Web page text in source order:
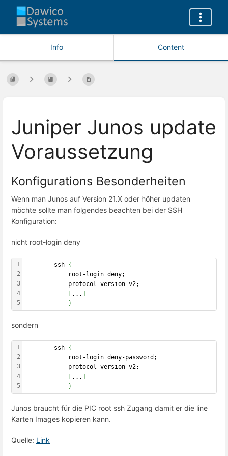
Info Content
Juniper Junos update
Voraussetzung
Konfigurations Besonderheiten
Wenn man Junos auf Version 21.X oder höher updaten
möchte sollte man folgendes beachten bei der SSH
Konfiguration:
nicht root-login deny
1
2
3
4
5
        ssh
{
            root-login deny;
            protocol-version v2;
...
}
sondern
1
2
3
4
5
        ssh
{
            root-login deny-password;
            protocol-version v2;
...
}
Junos braucht für die PIC root ssh Zugang damit er die line
Karten Images kopieren kann.
Quelle: Link